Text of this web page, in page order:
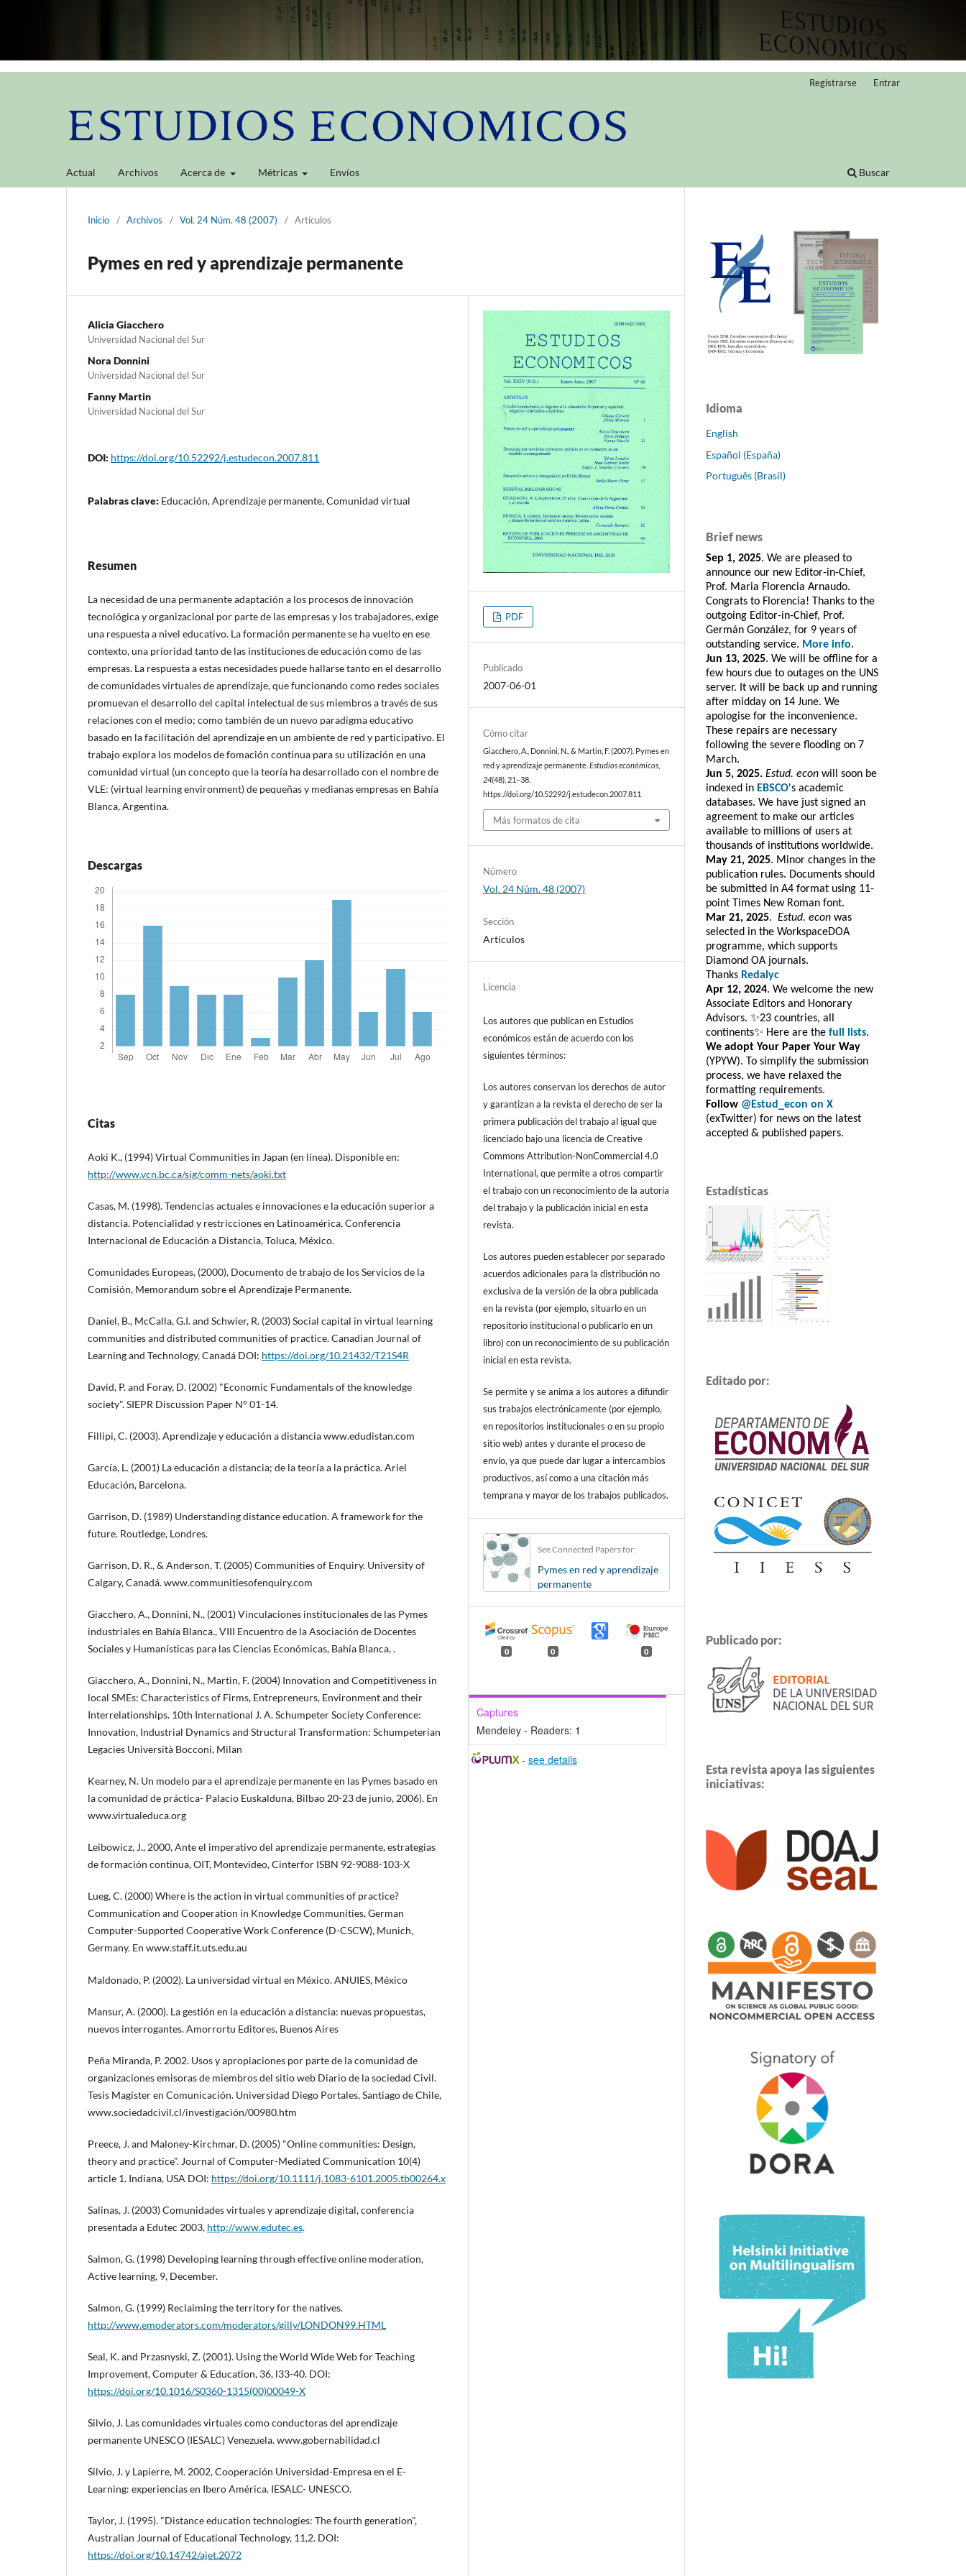
Actual Archivos Acerca de Métricas Envíos Buscar
Registrarse Entrar
Inicio / Archivos / Vol. 24 Núm. 48 (2007) / Artículos
Pymes en red y aprendizaje permanente
Alicia Giacchero
Universidad Nacional del Sur
Nora Donnini
Universidad Nacional del Sur
Fanny Martin
Universidad Nacional del Sur
DOI: https://doi.org/10.52292/j.estudecon.2007.811
Palabras clave: Educación, Aprendizaje permanente, Comunidad virtual
Resumen
La necesidad de una permanente adaptación a los procesos de innovación
tecnológica y organizacional por parte de las empresas y los trabajadores, exige
una respuesta a nivel educativo. La formación permanente se ha vuelto en ese
contexto, una prioridad tanto de las instituciones de educación como de las
empresas. La respuesta a estas necesidades puede hallarse tanto en el desarrollo
de comunidades virtuales de aprendizaje, que funcionando como redes sociales
promuevan el desarrollo del capital intelectual de sus miembros a través de sus
relaciones con el medio; como también de un nuevo paradigma educativo
basado en la facilitación del aprendizaje en un ambiente de red y participativo. El
trabajo explora los modelos de fomación continua para su utilización en una
comunidad virtual (un concepto que la teoría ha desarrollado con el nombre de
VLE: (virtual learning environment) de pequeñas y medianas empresas en Bahía
Blanca, Argentina.
Descargas
Citas
Aoki K., (1994) Virtual Communities in Japan (en línea). Disponible en:
http://www.vcn.bc.ca/sig/comm-nets/aoki.txt
Casas, M. (1998). Tendencias actuales e innovaciones e la educación superior a
distancia. Potencialidad y restricciones en Latinoamérica, Conferencia
Internacional de Educación a Distancia, Toluca, México.
Comunidades Europeas, (2000), Documento de trabajo de los Servicios de la
Comisión, Memorandum sobre el Aprendizaje Permanente.
Daniel, B., McCalla, G.I. and Schwier, R. (2003) Social capital in virtual learning
communities and distributed communities of practice. Canadian Journal of
Learning and Technology, Canadá DOI: https://doi.org/10.21432/T21S4R
David, P. and Foray, D. (2002) "Economic Fundamentals of the knowledge
society". SIEPR Discussion Paper N° 01-14.
Fillipi, C. (2003). Aprendizaje y educación a distancia www.edudistan.com
García, L. (2001) La educación a distancia; de la teoría a la práctica. Ariel
Educación, Barcelona.
Garrison, D. (1989) Understanding distance education. A framework for the
future. Routledge, Londres.
Garrison, D. R., & Anderson, T. (2005) Communities of Enquiry. University of
Calgary, Canadá. www.communitiesofenquiry.com
Giacchero, A., Donnini, N., (2001) Vinculaciones institucionales de las Pymes
industriales en Bahía Blanca., VIII Encuentro de la Asociación de Docentes
Sociales y Humanísticas para las Ciencias Económicas, Bahía Blanca, .
Giacchero, A., Donnini, N., Martin, F. (2004) Innovation and Competitiveness in
local SMEs: Characteristics of Firms, Entrepreneurs, Environment and their
Interrelationships. 10th International J. A. Schumpeter Society Conference:
Innovation, Industrial Dynamics and Structural Transformation: Schumpeterian
Legacies Università Bocconi, Milan
Kearney, N. Un modelo para el aprendizaje permanente en las Pymes basado en
la comunidad de práctica- Palacio Euskalduna, Bilbao 20-23 de junio, 2006). En
www.virtualeduca.org
Leibowicz, J., 2000, Ante el imperativo del aprendizaje permanente, estrategias
de formación continua, OIT, Montevideo, Cinterfor ISBN 92-9088-103-X
Lueg, C. (2000) Where is the action in virtual communities of practice?
Communication and Cooperation in Knowledge Communities, German
Computer-Supported Cooperative Work Conference (D-CSCW), Munich,
Germany. En www.staff.it.uts.edu.au
Maldonado, P. (2002). La universidad virtual en México. ANUIES, México
Mansur, A. (2000). La gestión en la educación a distancia: nuevas propuestas,
nuevos interrogantes. Amorrortu Editores, Buenos Aires
Peña Miranda, P. 2002. Usos y apropiaciones por parte de la comunidad de
organizaciones emisoras de miembros del sitio web Diario de la sociedad Civil.
Tesis Magíster en Comunicación. Universidad Diego Portales, Santiago de Chile,
www.sociedadcivil.cl/investigación/00980.htm
Preece, J. and Maloney-Kirchmar, D. (2005) "Online communities: Design,
theory and practice". Journal of Computer-Mediated Communication 10(4)
article 1. Indiana, USA DOI: https://doi.org/10.1111/j.1083-6101.2005.tb00264.x
Salinas, J. (2003) Comunidades virtuales y aprendizaje digital, conferencia
presentada a Edutec 2003, http://www.edutec.es.
Salmon, G. (1998) Developing learning through effective online moderation,
Active learning, 9, December.
Salmon, G. (1999) Reclaiming the territory for the natives.
http://www.emoderators.com/moderators/gilly/LONDON99.HTML
Seal, K. and Przasnyski, Z. (2001). Using the World Wide Web for Teaching
Improvement, Computer & Education, 36, l33-40. DOI:
https://doi.org/10.1016/S0360-1315(00)00049-X
Silvio, J. Las comunidades virtuales como conductoras del aprendizaje
permanente UNESCO (IESALC) Venezuela. www.gobernabilidad.cl
Silvio, J. y Lapierre, M. 2002, Cooperación Universidad-Empresa en el E-
Learning: experiencias en Ibero América. IESALC- UNESCO.
Taylor, J. (1995). "Distance education technologies: The fourth generation",
Australian Journal of Educational Technology, 11,2. DOI:
https://doi.org/10.14742/ajet.2072
PDF
Publicado
2007-06-01
Cómo citar
Giacchero, A., Donnini, N., & Martin, F. (2007). Pymes en
red y aprendizaje permanente.Estudios económicos,
24(48), 21–38.
https://doi.org/10.52292/j.estudecon.2007.811
Más formatos de cita
Número
Vol. 24 Núm. 48 (2007)
Sección
Artículos
Licencia
Los autores que publican en Estudios
económicos están de acuerdo con los
siguientes términos:
Los autores conservan los derechos de autor
y garantizan a la revista el derecho de ser la
primera publicación del trabajo al igual que
licenciado bajo una licencia de Creative
Commons Attribution-NonCommercial 4.0
International, que permite a otros compartir
el trabajo con un reconocimiento de la autoría
del trabajo y la publicación inicial en esta
revista.
Los autores pueden establecer por separado
acuerdos adicionales para la distribución no
exclusiva de la versión de la obra publicada
en la revista (por ejemplo, situarlo en un
repositorio institucional o publicarlo en un
libro) con un reconocimiento de su publicación
inicial en esta revista.
Se permite y se anima a los autores a difundir
sus trabajos electrónicamente (por ejemplo,
en repositorios institucionales o en su propio
sitio web) antes y durante el proceso de
envío, ya que puede dar lugar a intercambios
productivos, así como a una citación más
temprana y mayor de los trabajos publicados.
See Connected Papers for:
Pymes en red y aprendizaje
permanente
0 0 0
Captures
Mendeley - Readers: 1
- see details
Idioma
English
Español (España)
Português (Brasil)
Brief news
Sep 1, 2025. We are pleased to
announce our new Editor-in-Chief,
Prof. Maria Florencia Arnaudo.
Congrats to Florencia! Thanks to the
outgoing Editor-in-Chief, Prof.
Germán González, for 9 years of
outstanding service. More info.
Jun 13, 2025. We will be offline for a
few hours due to outages on the UNS
server. It will be back up and running
after midday on 14 June. We
apologise for the inconvenience.
These repairs are necessary
following the severe flooding on 7
March.
Jun 5, 2025. Estud. econ will soon be
indexed in EBSCO's academic
databases. We have just signed an
agreement to make our articles
available to millions of users at
thousands of institutions worldwide.
May 21, 2025. Minor changes in the
publication rules. Documents should
be submitted in A4 format using 11-
point Times New Roman font.
Mar 21, 2025. Estud. econ was
selected in the WorkspaceDOA
programme, which supports
Diamond OA journals.
Thanks Redalyc
Apr 12, 2024. We welcome the new
Associate Editors and Honorary
Advisors. ✨23 countries, all
continents✨ Here are the full lists.
We adopt Your Paper Your Way
(YPYW). To simplify the submission
process, we have relaxed the
formatting requirements.
Follow @Estud_econ on X
(exTwitter) for news on the latest
accepted & published papers.
Estadísticas
Editado por:
Publicado por:
Esta revista apoya las siguientes
iniciativas: